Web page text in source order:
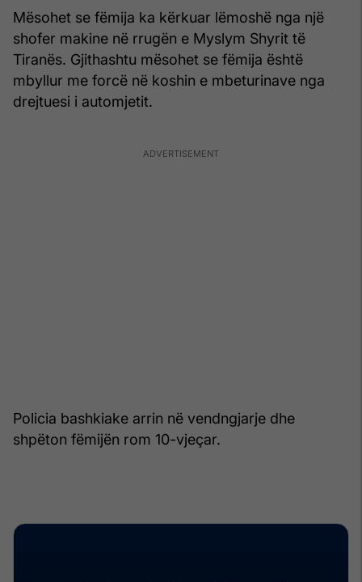
Mësohet se fëmija ka kërkuar lëmoshë nga një
shofer makine në rrugën e Myslym Shyrit të
Tiranës. Gjithashtu mësohet se fëmija është
mbyllur me forcë në koshin e mbeturinave nga
drejtuesi i automjetit.
Policia bashkiake arrin në vendngjarje dhe
shpëton fëmijën rom 10-vjeçar.